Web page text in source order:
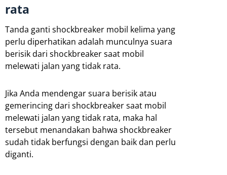
rata
Tanda ganti shockbreaker mobil kelima yang
perlu diperhatikan adalah munculnya suara
berisik dari shockbreaker saat mobil
melewati jalan yang tidak rata.
Jika Anda mendengar suara berisik atau
gemerincing dari shockbreaker saat mobil
melewati jalan yang tidak rata, maka hal
tersebut menandakan bahwa shockbreaker
sudah tidak berfungsi dengan baik dan perlu
diganti.